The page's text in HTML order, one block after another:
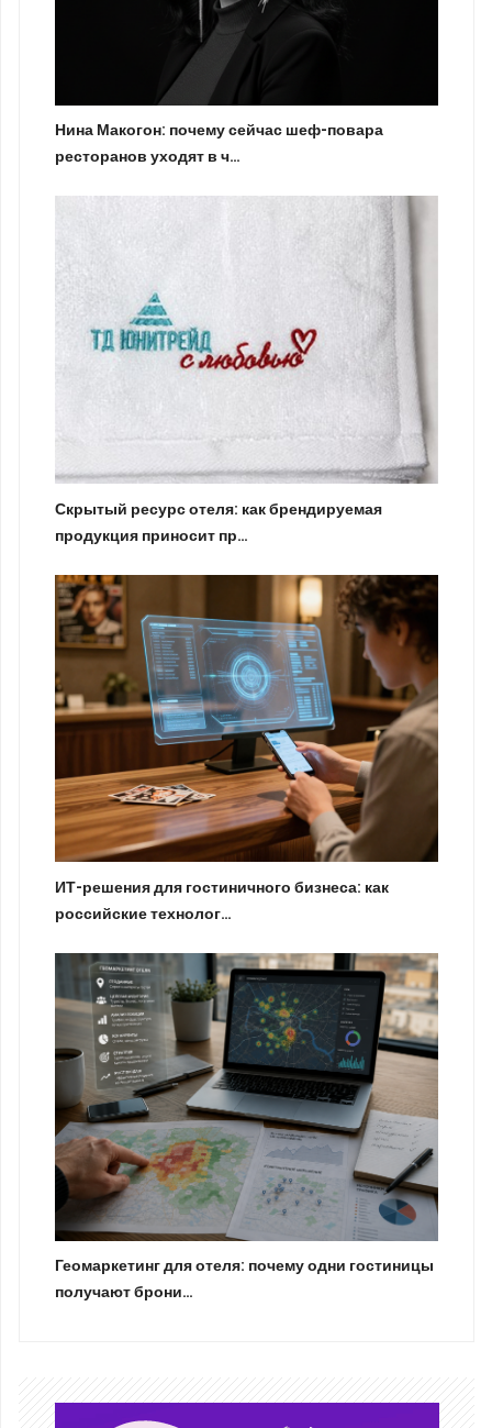
Нина Макогон: почему сейчас шеф-повара
ресторанов уходят в ч…
Скрытый ресурс отеля: как брендируемая
продукция приносит пр…
ИТ-решения для гостиничного бизнеса: как
российские технолог…
Геомаркетинг для отеля: почему одни гостиницы
получают брони…